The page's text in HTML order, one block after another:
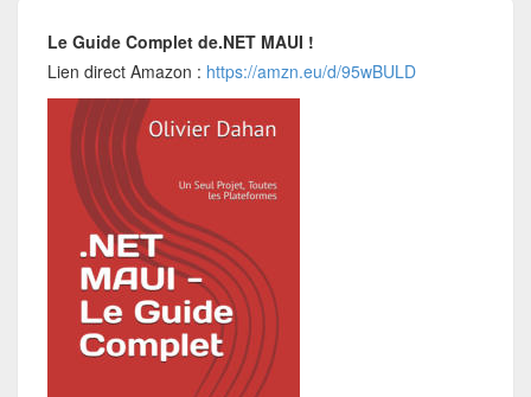
Le Guide Complet de.NET MAUI !
Lien direct Amazon : https://amzn.eu/d/95wBULD